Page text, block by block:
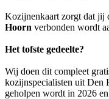
Kozijnenkaart zorgt dat jij
Hoorn verbonden wordt
Het tofste gedeelte?
Wij doen dit compleet
kozijnspecialisten uit Den
geholpen wordt in 2026